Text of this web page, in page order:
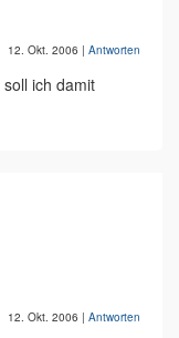
12. Okt. 2006 | Antworten
ich damit
12. Okt. 2006 | Antworten